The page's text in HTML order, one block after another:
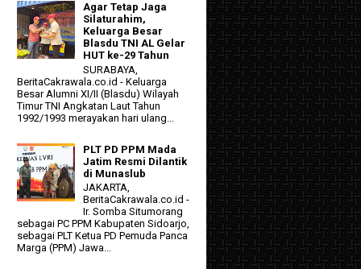
Agar Tetap Jaga
Silaturahim,
Keluarga Besar
Blasdu TNI AL Gelar
HUT ke-29 Tahun
SURABAYA,
BeritaCakrawala.co.id - Keluarga
Besar Alumni XI/II (Blasdu) Wilayah
Timur TNI Angkatan Laut Tahun
1992/1993 merayakan hari ulang...
PLT PD PPM Mada
Jatim Resmi Dilantik
di Munaslub
JAKARTA,
BeritaCakrawala.co.id -
Ir. Somba Situmorang
sebagai PC PPM Kabupaten Sidoarjo,
sebagai PLT Ketua PD Pemuda Panca
Marga (PPM) Jawa...